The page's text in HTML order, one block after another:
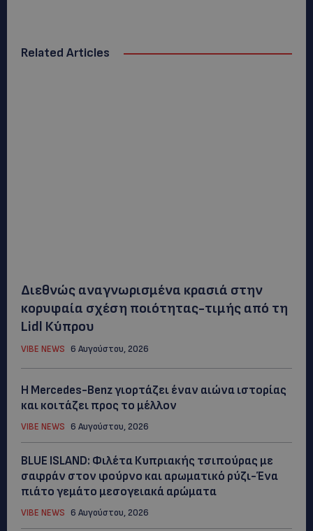
Related Articles
Διεθνώς αναγνωρισμένα κρασιά στην
κορυφαία σχέση ποιότητας-τιμής από τη
Lidl Κύπρου
VIBE NEWS 6 Αυγούστου, 2026
Η Mercedes-Benz γιορτάζει έναν αιώνα ιστορίας
και κοιτάζει προς το μέλλον
VIBE NEWS 6 Αυγούστου, 2026
BLUE ISLAND: Φιλέτα Κυπριακής τσιπούρας με
σαφράν στον φούρνο και αρωματικό ρύζι-Ένα
πιάτο γεμάτο μεσογειακά αρώματα
VIBE NEWS 6 Αυγούστου, 2026